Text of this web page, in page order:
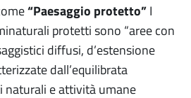
“Paesaggio protetto” I
protetti sono “aree con
diffusi, d’estensione
dall’equilibrata
naturali e attività umane